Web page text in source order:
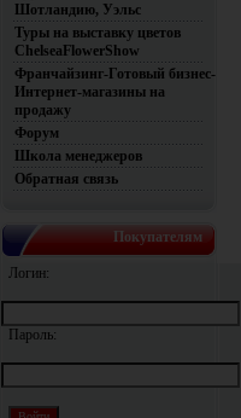
Шотландию, Уэльс
Туры на выставку цветов
ChelseaFlowerShow
Франчайзинг-Готовый бизнес-
Интернет-магазины на
продажу
Форум
Школа менеджеров
Обратная связь
Покупателям
Логин:
Пароль: